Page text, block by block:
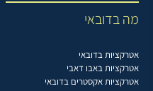
מה בדובאי
אטרקציות בדובאי
אטרקציות באבו דאבי
אטרקציות אקסטרים בדובאי